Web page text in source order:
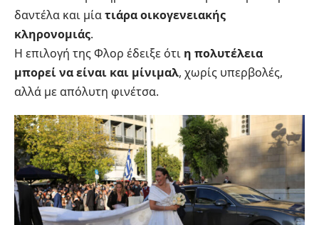
δαντέλα και μίατιάρα οικογενειακής
κληρονομιάς.
Η επιλογή της Φλορ έδειξε ότι η πολυτέλεια
μπορεί να είναι και μίνιμαλ, χωρίς υπερβολές,
αλλά με απόλυτη φινέτσα.